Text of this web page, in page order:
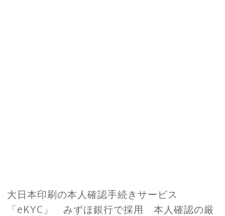
大日本印刷の本人確認手続きサービス
「eKYC」 みずほ銀行で採用 本人確認の厳